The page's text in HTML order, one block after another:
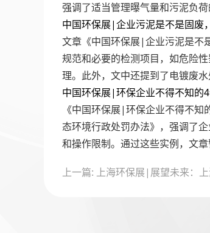
强调了适当管理曝气量和污泥负
中国环保展|企业污泥是不是固废
文章《中国环保展|企业污泥是不
规范和必要的检测项目，如危险
理。此外，文中还提到了电镀废
中国环保展|环保企业不得不知的
《中国环保展|环保企业不得不
态环境行政处罚办法》，强调了
和操作限制。通过这些实例，文
章